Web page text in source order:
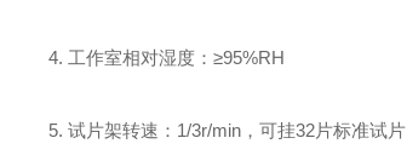
4. 工作室相对湿度：≥95%RH
5. 试片架转速：1/3r/min，可挂32片标准试片